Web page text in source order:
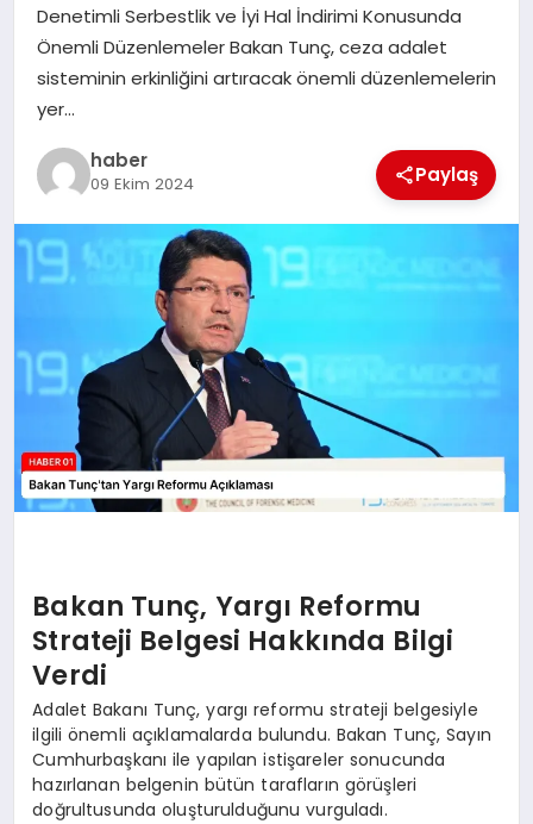
Denetimli Serbestlik ve İyi Hal İndirimi Konusunda
Önemli Düzenlemeler Bakan Tunç, ceza adalet
sisteminin erkinliğini artıracak önemli düzenlemelerin
yer…
haber
09 Ekim 2024 Paylaş
Bakan Tunç, Yargı Reformu
Strateji Belgesi Hakkında Bilgi
Verdi
Adalet Bakanı Tunç, yargı reformu strateji belgesiyle
ilgili önemli açıklamalarda bulundu. Bakan Tunç, Sayın
Cumhurbaşkanı ile yapılan istişareler sonucunda
hazırlanan belgenin bütün tarafların görüşleri
doğrultusunda oluşturulduğunu vurguladı.